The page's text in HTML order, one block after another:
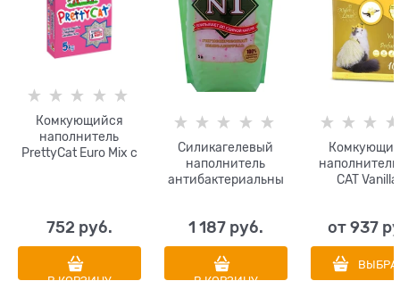
Комкующийся
наполнитель
PrettyCat Euro Mix с
752 руб.
Силикагелевый
наполнитель
антибактериальны
1 187 руб.
наполнитель
CAT
от937